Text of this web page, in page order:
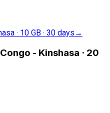
· 10 GB · 30 days →
Congo - Kinshasa · 20